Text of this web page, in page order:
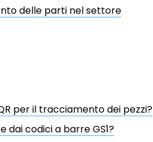
delle parti nel settore
per il tracciamento dei pezzi?
dai codici a barre GS1?